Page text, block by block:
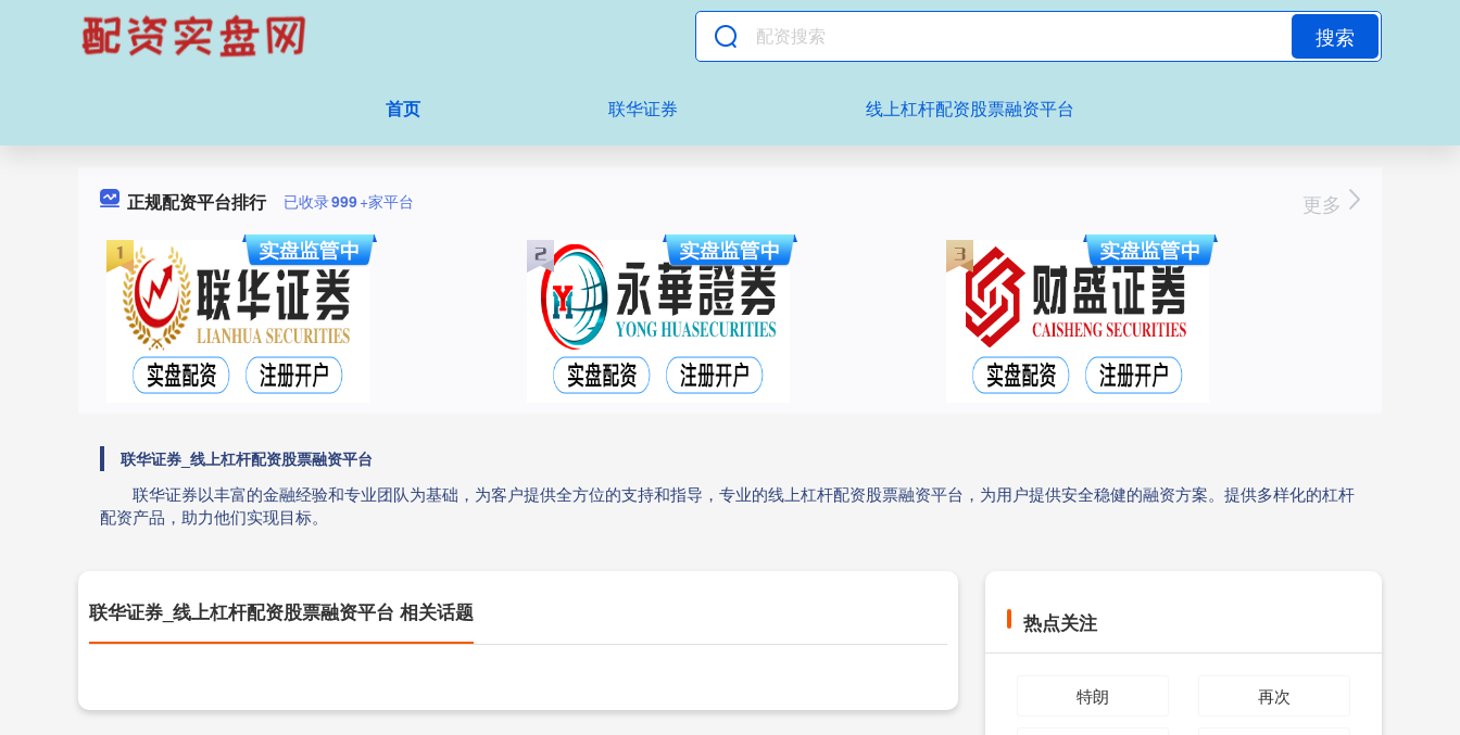
搜索
首页 联华证券 线上杠杆配资股票融资平台
正规配资平台排行 已收录999+家平台 更多
联华证券_线上杠杆配资股票融资平台
联华证券以丰富的金融经验和专业团队为基础，为客户提供全方位的支持和指导，专业的线上杠杆配资股票融资平台，为用户提供安全稳健的融资方案。提供多样化的杠杆
配资产品，助力他们实现目标。
联华证券_线上杠杆配资股票融资平台 相关话题 热点关注
特朗 再次